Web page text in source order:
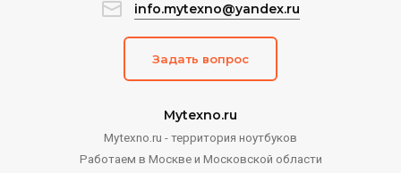
Mytexno.ru
Mytexno.ru - территория ноутбуков
Работаем в Москве и Московской области
info.mytexno@yandex.ru
Задать вопрос